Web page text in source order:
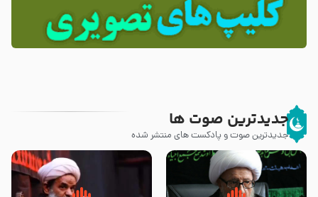
جدیدترین صوت ها
جدیدترین صوت و پادکست های منتشر شده